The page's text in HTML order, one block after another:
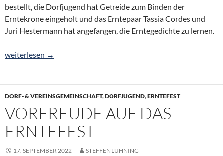
bestellt, die Dorfjugend hat Getreide zum Binden der
Erntekrone eingeholt und das Erntepaar Tassia Cordes und
Juri Hestermann hat angefangen, die Erntegedichte zu lernen.
Erntefest am 23. September: Vorbereitungen haben begonnen
weiterlesen →
DORF- & VEREINSGEMEINSCHAFT,DORFJUGEND,ERNTEFEST
VORFREUDE AUF DAS
ERNTEFEST
17. SEPTEMBER 2022 STEFFEN LÜHNING